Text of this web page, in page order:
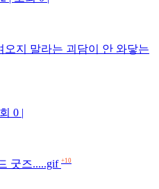
지 말라는 괴담이 안 와닿는
0 |
굿즈.....gif +10